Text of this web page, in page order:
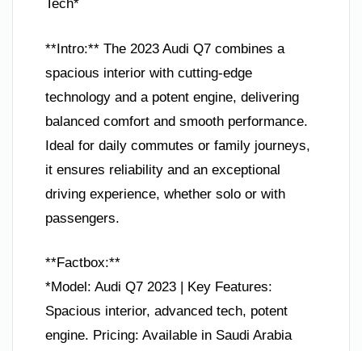
Tech*
**Intro:** The 2023 Audi Q7 combines a
spacious interior with cutting-edge
technology and a potent engine, delivering
balanced comfort and smooth performance.
Ideal for daily commutes or family journeys,
it ensures reliability and an exceptional
driving experience, whether solo or with
passengers.
**Factbox:**
*Model: Audi Q7 2023 | Key Features:
Spacious interior, advanced tech, potent
engine. Pricing: Available in Saudi Arabia